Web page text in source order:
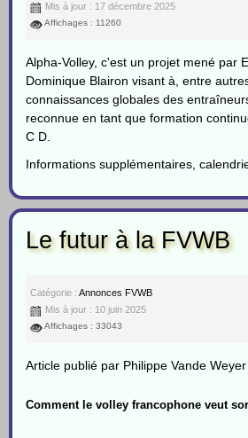
Mis à jour : 17 décembre 2025
Affichages : 11260
Alpha-Volley, c'est un projet mené par
Dominique Blairon visant à, entre
connaissances globales des
reconnue en tant que formation
C D.
Informations supplémentaires,
Le futur à la FVWB
Catégorie : Annonces FVWB
Mis à jour : 10 juin 2025
Affichages : 33043
Article publié par Philippe Vande
Comment le volley francophone veut